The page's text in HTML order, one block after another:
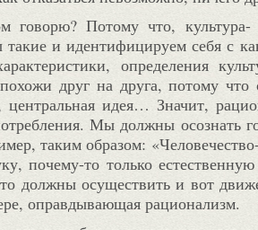
говорю? Потому что,
и идентифицируем себя с
определения
друг на друга, потому
центральная идея… Значит,
Мы должны осознать
таким образом:
почему-то только
должны осуществить и вот
оправдывающая рационализм.